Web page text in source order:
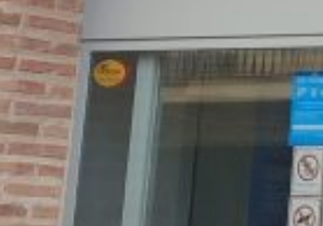
de nuestra Fundación impulsamos